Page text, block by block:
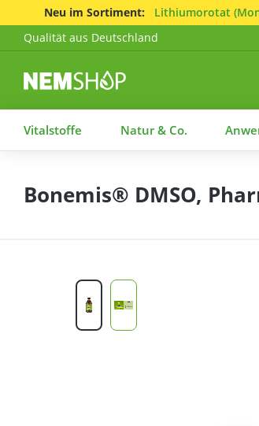
Neu im Sortiment: Lithiumorotat
Qualität aus Deutschland
Vitalstoffe Natur & Co.
Bonemis® DMSO,
Bildergalerie überspringen